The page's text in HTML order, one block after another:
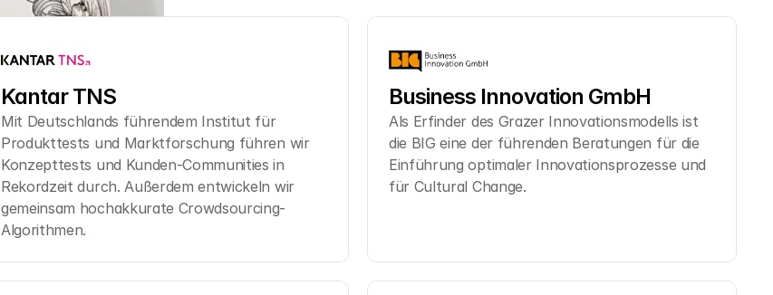
Kantar TNS
Mit Deutschlands führendem Institut für
Produkttests und Marktforschung führen wir
Konzepttests und Kunden-Communities in
Rekordzeit durch. Außerdem entwickeln wir
gemeinsam hochakkurate Crowdsourcing-
Algorithmen.
Business Innovation GmbH
Als Erfinder des Grazer Innovationsmodells ist
die BIG eine der führenden Beratungen für die
Einführung optimaler Innovationsprozesse und
für Cultural Change.